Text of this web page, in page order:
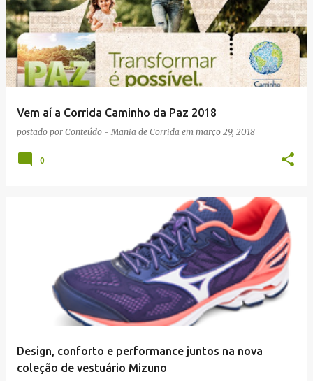
Vem aí a Corrida Caminho da Paz 2018
postado por Conteúdo - Mania de Corrida em março 29, 2018
0
Design, conforto e performance juntos na nova
coleção de vestuário Mizuno